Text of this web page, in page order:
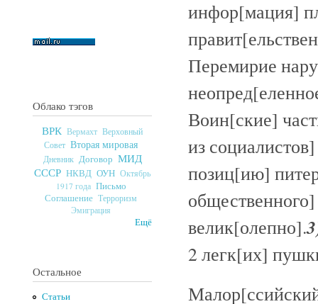
Облако тэгов
ВРК Вермахт Верховный
Совет Вторая мировая
Дневник Договор МИД
СССР НКВД ОУН Октябрь
1917 года Письмо
Соглашение Терроризм
Эмиграция
Ещё
Остальное
Статьи
инфор[мация]
Перемирие
Воин[ские]
из
позиц[ию]
велик[олепно].
2 легк[их]